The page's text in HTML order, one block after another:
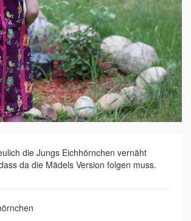
die Jungs Eichhörnchen vernäht
da die Mädels Version folgen muss.